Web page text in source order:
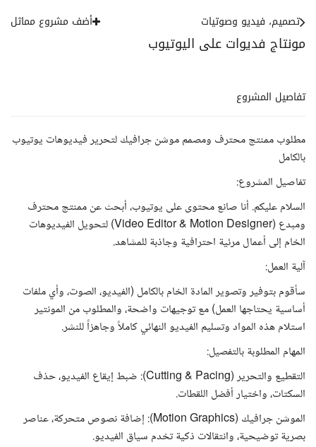
مونتاج فديوات على اليوتيوب
تصميم، فيديو وصوتيات أضف مشروع مماثل
تفاصيل المشروع
مطلوب ممنتج محترف ومصمم موشن جرافيك لتحرير فيديوهات يوتيوب
بالكامل
تفاصيل المشروع:
السلام عليكم. أنا صانع محتوى على يوتيوب، أبحث عن ممنتج محترف
ومبدع (Video Editor & Motion Designer) لتحويل الفيديوهات
الخام إلى أعمال مرئية احترافية وجاذبة للمشاهد.
آلية العمل:
سأقوم بتوفير وتصوير المادة الخام بالكامل (الفيديو، الصوت، وأي ملفات
أساسية يحتاجها العمل) مع توجيهات واضحة، والمطلوب من المونتير
استلام هذه المواد وتسليم الفيديو النهائي كاملاً وجاهزاً للنشر.
المهام المطلوبة بالتفصيل:
التقطيع والتحرير (Cutting & Pacing): ضبط إيقاع الفيديو، حذف
السكتات، واختيار أفضل اللقطات.
الموشن جرافيك (Motion Graphics): إضافة نصوص متحركة، عناصر
بصرية توضيحية، وانتقالات ذكية تخدم سياق الفيديو.